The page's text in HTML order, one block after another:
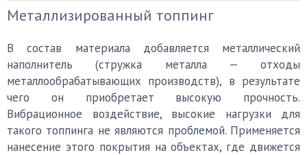
Металлизированный топпинг
В состав материала добавляется металлический
наполнитель (стружка металла — отходы
металлообрабатывающих производств), в результате
чего он приобретает высокую прочность.
Вибрационное воздействие, высокие нагрузки для
такого топпинга не являются проблемой. Применяется
нанесение этого покрытия на объектах, где движется